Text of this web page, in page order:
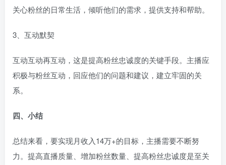
关心粉丝的日常生活，倾听他们的需求，提供支持和帮助。
3、互动默契
互动互动再互动，这是提高粉丝忠诚度的关键手段。主播应
积极与粉丝互动，回应他们的问题和建议，建立牢固的关
系。
四、小结
总结来看，要实现月收入14万+的目标，主播需要不断努
力。提高直播质量、增加粉丝数量、提高粉丝忠诚度是至关